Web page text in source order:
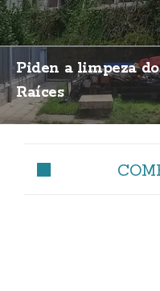
Piden a limpeza
Raíces